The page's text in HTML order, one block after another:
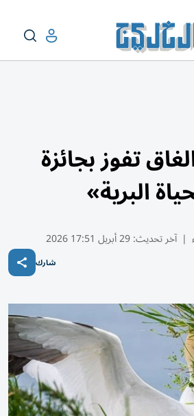
تفوز بجائزة
البرية»
| آخر تحديث:29 أبريل 17:51 2026
شارك